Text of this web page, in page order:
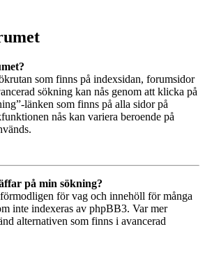
som finns på indexsidan, forumsidor
sökning kan nås genom att klicka på
länken som finns på alla sidor på
nås kan variera beroende på
på min sökning?
för vag och innehöll för många
inte indexeras av phpBB3. Var mer
alternativen som finns i avancerad